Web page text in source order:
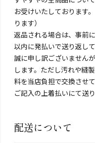
お受けいたしております
ります）
返品される場合は、事前
以内に発払いで送り返して
誠に申し訳ございません
します。ただし汚れや縫
料を当店負担で交換させ
ご記入の上着払いにて送
配送について